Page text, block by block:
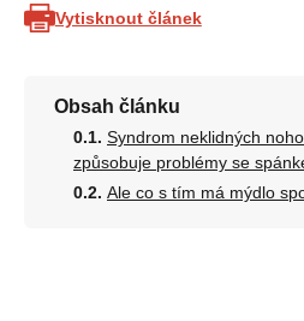
Vytisknout článek
Obsah článku
Syndrom neklidných
způsobuje problémy se
Ale co s tím má mýdlo